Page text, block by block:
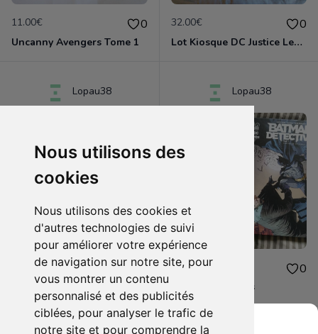
Nous utilisons des
cookies
Nous utilisons des cookies et
d'autres technologies de suivi
pour améliorer votre expérience
de navigation sur notre site, pour
vous montrer un contenu
personnalisé et des publicités
ciblées, pour analyser le trafic de
notre site et pour comprendre la
11.00€ 0
Uncanny Avengers Tome 1
32.00€ 0
Lot Kiosque DC Justice League Rebirth
Lopau38
11.00€ 2
Immortal Hulk Tome 1
Lopau38
15.00€ 0
Lot Urban comics